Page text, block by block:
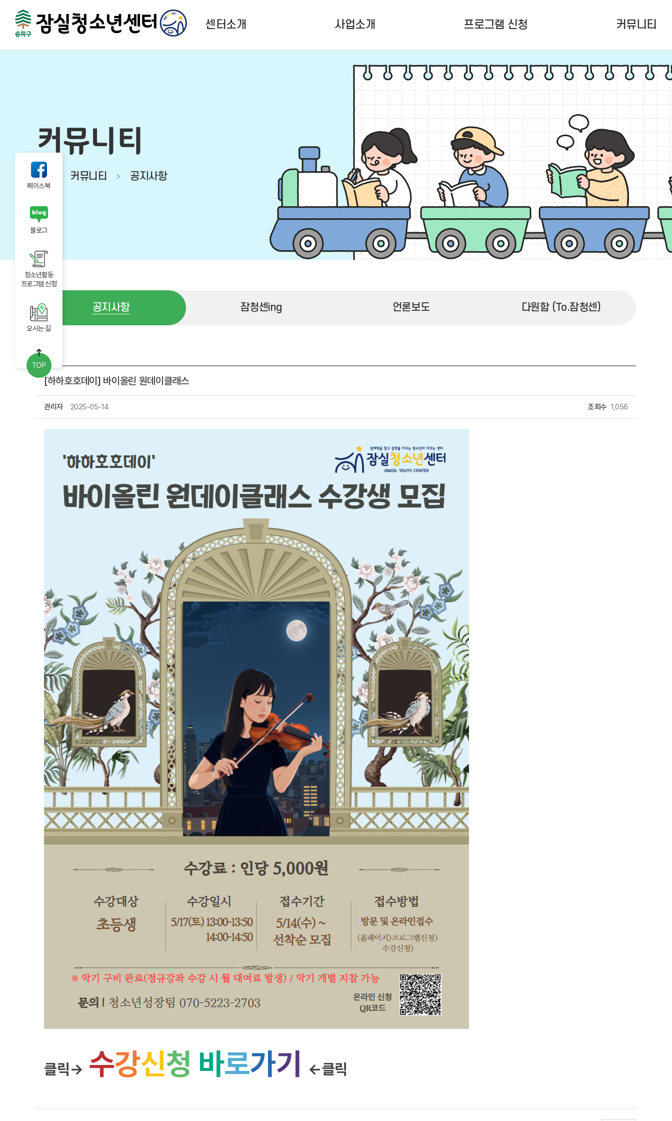
센터소개 사업소개
청소년활동사업
청소년성장사업
대관사업
프로그램 신청
여름학기(6~8월) 정규강좌
커뮤니티
공지사항
다원함 (To.잠청센)
페이스북
블로그
청소년활동
프로그램 신청
오시는 길
TOP
커뮤니티
커뮤니티 공지사항
공지사항 잠청센ing 언론보도 다원함 (To.잠청센)
[하하호호데이] 바이올린 원데이클래스
관리자 2025-05-14 조회수 1,056
클릭→ 수강신청 바로가기 ←클릭